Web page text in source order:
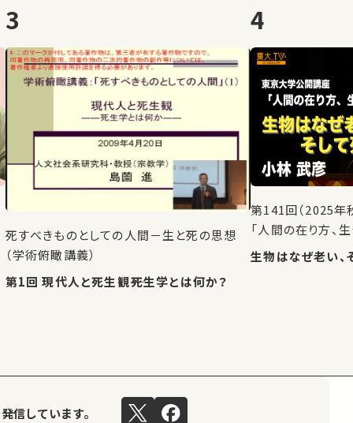
3
死すべきものとしての人間－生と死の思想
（学術俯瞰講義）
第1回 現代人と死生観――死生学とは何か？
4
第141回（2025年
「人間の在り方、
生物はなぜ老い、
信しています。